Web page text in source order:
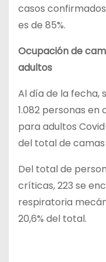
casos
es de 85%.
Ocupación de
adultos
Al día de la fecha,
1.082 personas
para adultos
del total de
Del total de
críticas, 223 se
respiratoria
20,6% del total.